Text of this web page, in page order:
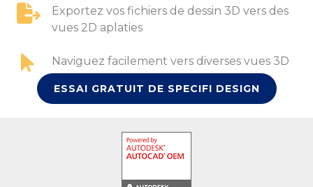
Exportez vos fichiers de dessin 3D vers des
vues 2D aplaties
Naviguez facilement vers diverses vues 3D
ESSAI GRATUIT DE SPECIFI DESIGN